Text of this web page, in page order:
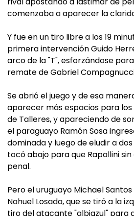
comenzaba a aparecer la
Y fue en un tiro libre a los 19
primera intervención Guido
arco de la "T", esforzándose
remate de Gabriel
Se abrió el juego y de esa
aparecer más espacios para
de Talleres, y apareciendo de
el paraguayo Ramón Sosa
dominada y luego de eludir a
tocó abajo para que Rapallini
penal.
Pero el uruguayo Michael
Nahuel Losada, que se tiró a la
tiro del atacante "albiazul" para